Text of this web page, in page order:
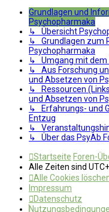
Grundlagen und
Psychopharmaka
↳ Übersicht
↳ Grundlagen zum
Psychopharmaka
↳ Umgang mit dem
↳ Aus Forschung
und Absetzen von
↳ Ressourcen
und Absetzen von
↳ Erfahrungs- und
Entzug
↳
↳ Über das PsyAb
Startseite Foren-
Alle Zeiten sind
Alle Cookies
Impressum
Datenschutz